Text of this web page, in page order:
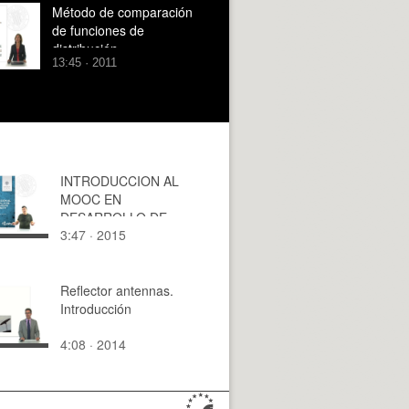
Método de comparación
de funciones de
distribución
13:45 · 2011
INTRODUCCION AL
MOOC EN
DESARROLLO DE
VIDEOJUEGOS CON
3:47 · 2015
Reflector antennas.
Introducción
4:08 · 2014